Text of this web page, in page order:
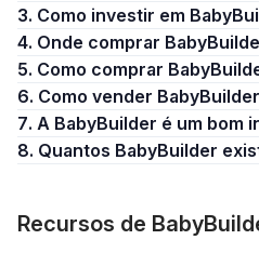
3. Como investir em
4. Onde comprar
5. Como comprar
6. Como vender
7. A BabyBuilder é um
8. Quantos BabyBuilder
Recursos de